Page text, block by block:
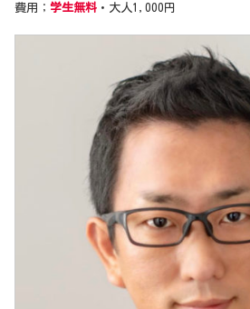
費用； 学生無料 ・大人1,000円